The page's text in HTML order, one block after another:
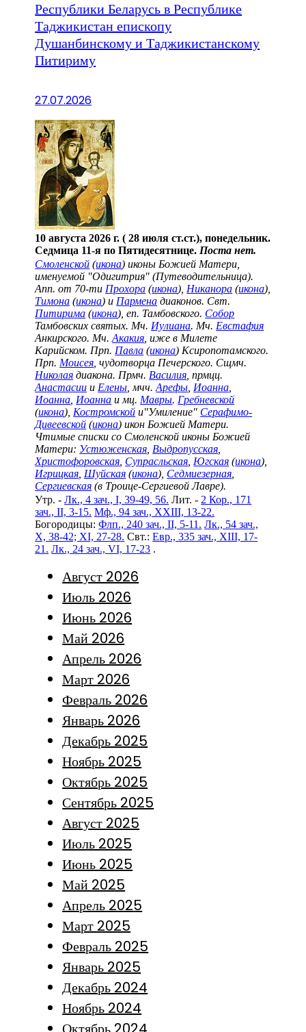
Республики Беларусь в Республике
Таджикистан епископу
Душанбинскому и Таджикистанскому
Питириму
27.07.2026
10 августа 2026 г. ( 28 июля ст.ст.), понедельник.
Седмица 11-я по Пятидесятнице. Поста нет.
Смоленской (икона) иконы Божией Матери,
именуемой "Одигитрия" (Путеводительница).
Апп. от 70-ти Прохора (икона), Никанора (икона),
Тимона (икона) и Пармена диаконов. Свт.
Питирима (икона), еп. Тамбовского. Собор
Тамбовских святых. Мч. Иулиана. Мч. Евстафия
Анкирского. Мч.Акакия , иже в Милете
Карийском. Прп. Павла (икона) Ксиропотамского.
Прп. Моисея , чудотворца Печерского. Сщмч.
Николая диакона. Прмч. Василия , прмцц.
Анастасии и Елены , мчч.Арефы Иоанна
Иоанна Иоанна и мц. Мавры. Гребневской
(икона), Костромской и"Умиление" Серафимо-
Дивеевской (икона) икон Божией Матери.
Чтимые списки со Смоленской иконы Божией
Матери: Устюженская Выдропусская
Христофоровская Супрасльская Югская (икона),
Игрицкая Шуйская (икона), Седмиезерная
Сергиевская (в Троице-Сергиевой Лавре).
Утр. -Лк., 4 зач., I, 39-49, 56. Лит. - 2 Кор., 171
зач., II, 3-15. Мф., 94 зач., XXIII, 13-22.
Богородицы:Флп., 240 зач., II, 5-11. Лк., 54 зач.,
X, 38-42; XI, 27-28. Свт.:Евр., 335 зач., XIII, 17-
21. Лк., 24 зач., VI, 17-23 .
Август 2026
Июль 2026
Июнь 2026
Май 2026
Апрель 2026
Март 2026
Февраль 2026
Январь 2026
Декабрь 2025
Ноябрь 2025
Октябрь 2025
Сентябрь 2025
Август 2025
Июль 2025
Июнь 2025
Май 2025
Апрель 2025
Март 2025
Февраль 2025
Январь 2025
Декабрь 2024
Ноябрь 2024